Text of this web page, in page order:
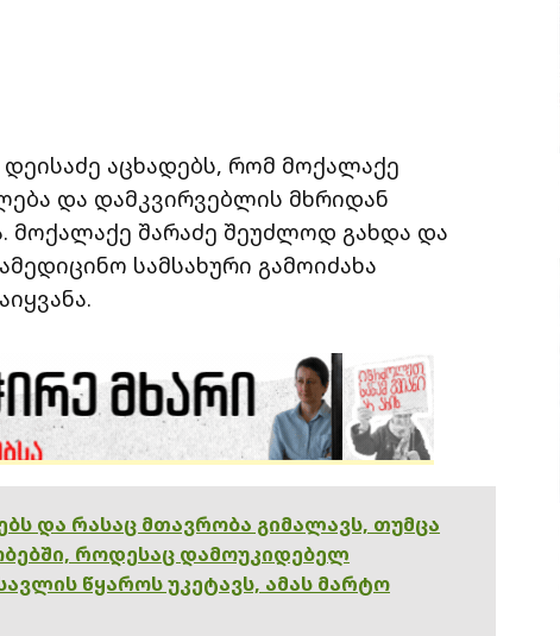
აცხადებს, რომ მოქალაქე
და დამკვირვებლის მხრიდან
მოქალაქე შარაძე შეუძლოდ გახდა და
სამსახური გამოიძახა
და რასაც მთავრობა გიმალავს, თუმცა
როდესაც დამოუკიდებელ
წყაროს უკეტავს, ამას მარტო